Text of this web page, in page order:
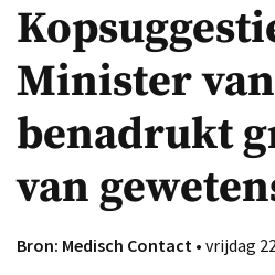
Minister van
benadrukt
van
Bron: Medisch Contact • vrijdag